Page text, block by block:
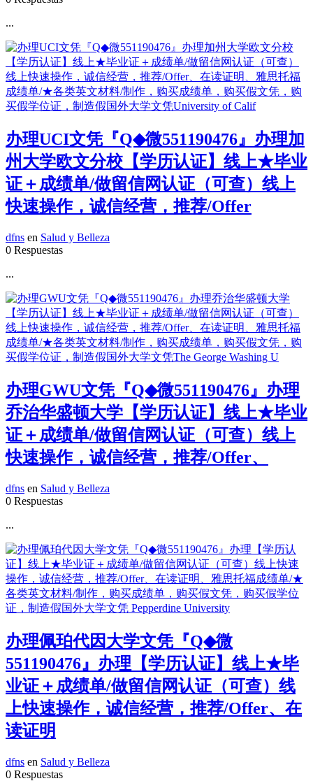
...
办理UCI文凭『Q◆微551190476』办理加
州大学欧文分校【学历认证】线上★毕业
证＋成绩单/做留信网认证（可查）线上
快速操作，诚信经营，推荐/Offer
dfns en Salud y Belleza
0 Respuestas
...
办理GWU文凭『Q◆微551190476』办理
乔治华盛顿大学【学历认证】线上★毕业
证＋成绩单/做留信网认证（可查）线上
快速操作，诚信经营，推荐/Offer、
dfns en Salud y Belleza
0 Respuestas
...
办理佩珀代因大学文凭『Q◆微
551190476』办理【学历认证】线上★毕
业证＋成绩单/做留信网认证（可查）线
上快速操作，诚信经营，推荐/Offer、在
读证明
dfns en Salud y Belleza
0 Respuestas